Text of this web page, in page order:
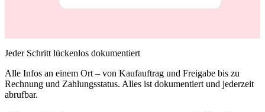
Jeder Schritt lückenlos dokumentiert
Alle Infos an einem Ort – von Kaufauftrag und Freigabe bis zu
Rechnung und Zahlungsstatus. Alles ist dokumentiert und jederzeit
abrufbar.